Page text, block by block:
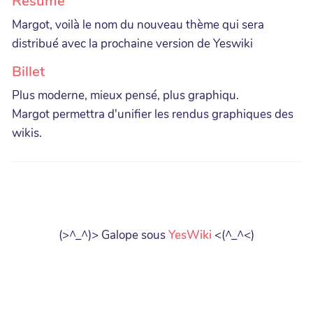
Margot, voilà le nom du nouveau thème qui sera
distribué avec la prochaine version de Yeswiki
Billet
Plus moderne, mieux pensé, plus graphiqu.
Margot permettra d'unifier les rendus graphiques des
wikis.
(>^_^)> Galope sousYesWiki <(^_^<)